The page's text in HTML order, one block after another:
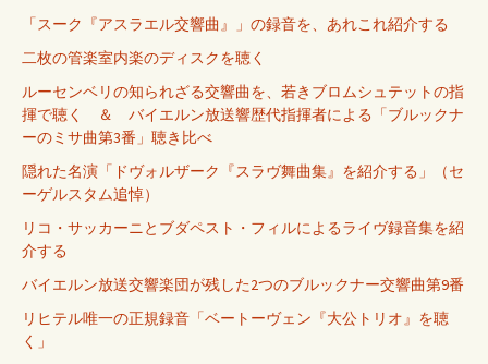
「スーク『アスラエル交響曲』」の録音を、あれこれ紹介する
二枚の管楽室内楽のディスクを聴く
ルーセンベリの知られざる交響曲を、若きブロムシュテットの指
揮で聴く ＆ バイエルン放送響歴代指揮者による「ブルックナ
ーのミサ曲第3番」聴き比べ
隠れた名演「ドヴォルザーク『スラヴ舞曲集』を紹介する」（セ
ーゲルスタム追悼）
リコ・サッカーニとブダペスト・フィルによるライヴ録音集を紹
介する
バイエルン放送交響楽団が残した2つのブルックナー交響曲第9番
リヒテル唯一の正規録音「ベートーヴェン『大公トリオ』を聴
く」